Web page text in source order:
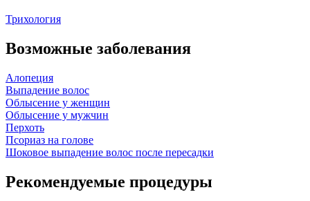
Трихология
Возможные заболевания
Алопеция
Выпадение волос
Облысение у женщин
Облысение у мужчин
Перхоть
Псориаз на голове
Шоковое выпадение волос после пересадки
Рекомендуемые процедуры